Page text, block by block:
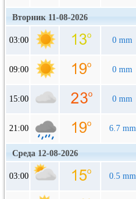
Вторник 11-08-2026
03:00 0 mm
09:00 0 mm
15:00 0 mm
21:00 6.7 mm
Среда 12-08-2026
03:00 0.5 mm